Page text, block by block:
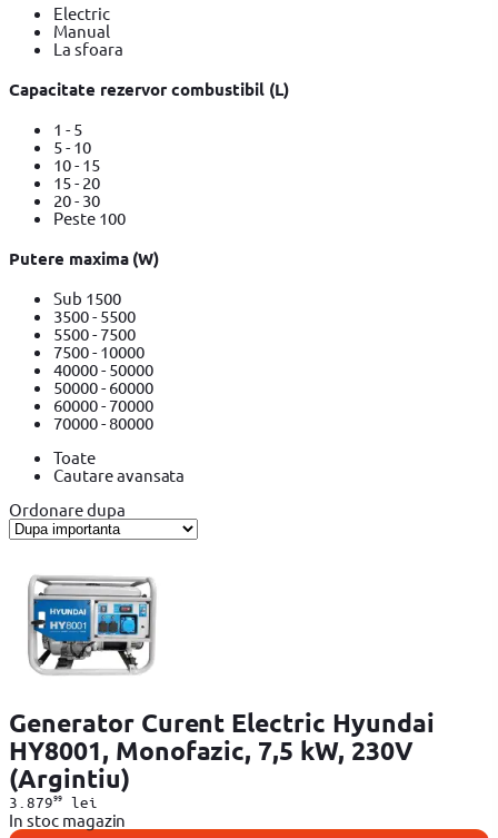
Electric
Manual
La sfoara
Capacitate rezervor combustibil (L)
1 - 5
5 - 10
10 - 15
15 - 20
20 - 30
Peste 100
Putere maxima (W)
Sub 1500
3500 - 5500
5500 - 7500
7500 - 10000
40000 - 50000
50000 - 60000
60000 - 70000
70000 - 80000
Toate
Cautare avansata
Ordonare dupa
Generator Curent Electric Hyundai
HY8001, Monofazic, 7,5 kW, 230V
(Argintiu)
3.87999lei
In stoc magazin